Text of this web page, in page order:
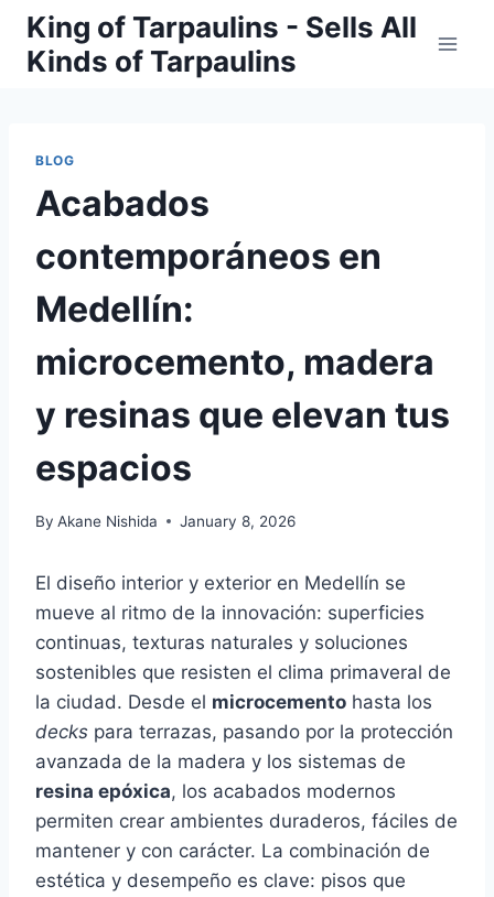
Skip
content
King of Tarpaulins - Sells All
Kinds of Tarpaulins
BLOG
Acabados
contemporáneos en
Medellín:
microcemento, madera
y resinas que elevan tus
espacios
By Akane Nishida January 8, 2026
El diseño interior y exterior en Medellín se
mueve al ritmo de la innovación: superficies
continuas, texturas naturales y soluciones
sostenibles que resisten el clima primaveral de
la ciudad. Desde el microcemento hasta los
decks para terrazas, pasando por la protección
avanzada de la madera y los sistemas de
resina epóxica, los acabados modernos
permiten crear ambientes duraderos, fáciles de
mantener y con carácter. La combinación de
estética y desempeño es clave: pisos que